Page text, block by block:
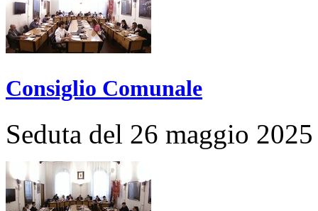
Consiglio Comunale
Seduta del 26 maggio 2025